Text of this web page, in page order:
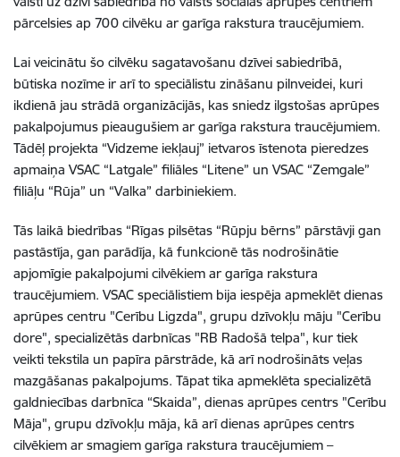
pārcelsies ap 700 cilvēku ar garīga rakstura traucējumiem.
Lai veicinātu šo cilvēku sagatavošanu dzīvei sabiedrībā,
būtiska nozīme ir arī to speciālistu zināšanu pilnveidei, kuri
ikdienā jau strādā organizācijās, kas sniedz ilgstošas aprūpes
pakalpojumus pieaugušiem ar garīga rakstura traucējumiem.
Tādēļ projekta “Vidzeme iekļauj” ietvaros īstenota pieredzes
apmaiņa VSAC “Latgale” filiāles “Litene” un VSAC “Zemgale”
filiāļu “Rūja” un “Valka” darbiniekiem.
Tās laikā biedrības “Rīgas pilsētas “Rūpju bērns” pārstāvji gan
pastāstīja, gan parādīja, kā funkcionē tās nodrošinātie
apjomīgie pakalpojumi cilvēkiem ar garīga rakstura
traucējumiem. VSAC speciālistiem bija iespēja apmeklēt dienas
aprūpes centru "Cerību Ligzda", grupu dzīvokļu māju "Cerību
dore", specializētās darbnīcas "RB Radošā telpa", kur tiek
veikti tekstila un papīra pārstrāde, kā arī nodrošināts veļas
mazgāšanas pakalpojums. Tāpat tika apmeklēta specializētā
galdniecības darbnīca “Skaida”, dienas aprūpes centrs "Cerību
Māja", grupu dzīvokļu māja, kā arī dienas aprūpes centrs
cilvēkiem ar smagiem garīga rakstura traucējumiem –